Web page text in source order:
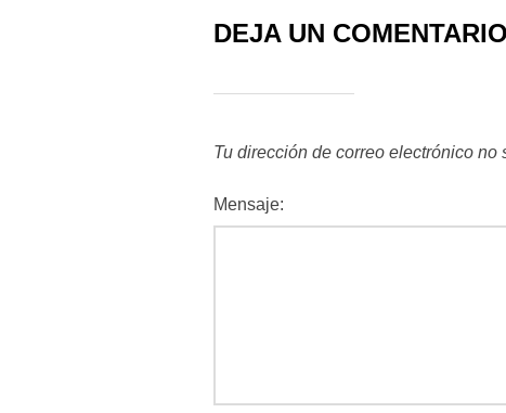
DEJA UN COMENTARIO
Tu dirección de correo electrónico no
Mensaje: